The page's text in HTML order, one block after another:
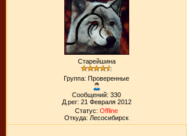
Старейшина
Группа: Проверенные
Сообщений: 330
Д.рег: 21 Февраля 2012
Статус: Offline
Откуда: Лесосибирск